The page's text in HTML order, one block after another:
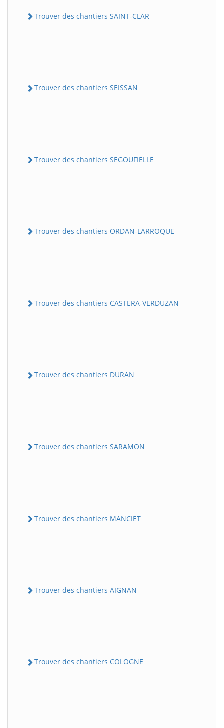
Trouver des chantiers SAINT-CLAR
Trouver des chantiers SEISSAN
Trouver des chantiers SEGOUFIELLE
Trouver des chantiers ORDAN-LARROQUE
Trouver des chantiers CASTERA-VERDUZAN
Trouver des chantiers DURAN
Trouver des chantiers SARAMON
Trouver des chantiers MANCIET
Trouver des chantiers AIGNAN
Trouver des chantiers COLOGNE